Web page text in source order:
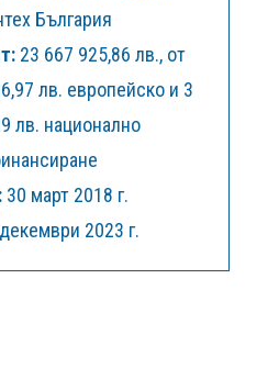
България
23 667 925,86 лв., от
лв. европейско и 3
лв. национално
30 март 2018 г.
2023 г.